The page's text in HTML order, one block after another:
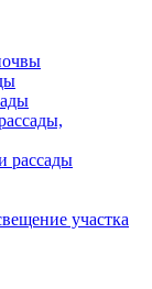
рассады
участка